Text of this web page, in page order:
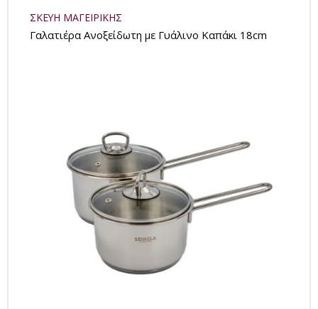
ΣΚΕΥΗ ΜΑΓΕΙΡΙΚΗΣ
Γαλατιέρα Ανοξείδωτη με Γυάλινο Καπάκι 18cm